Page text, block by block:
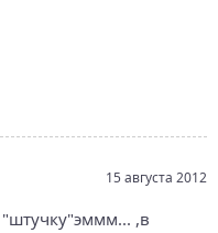
15 августа 2012
,в